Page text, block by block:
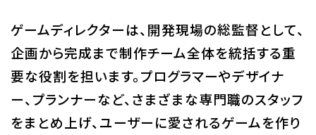
在学生の活躍
イベント
業界ナビ
ゲームディレクターは、開発現場の総監督として、
企画から完成まで制作チーム全体を統括する重
要な役割を担います。プログラマーやデザイナ
ー、プランナーなど、さまざまな専門職のスタッフ
をまとめ上げ、ユーザーに愛されるゲームを作り